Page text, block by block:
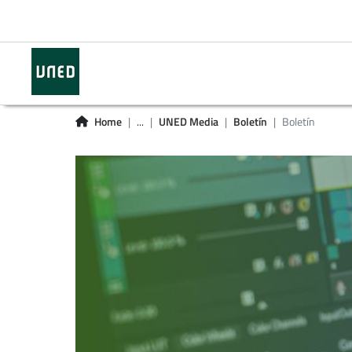
Home ... UNED Media Boletín Boletín